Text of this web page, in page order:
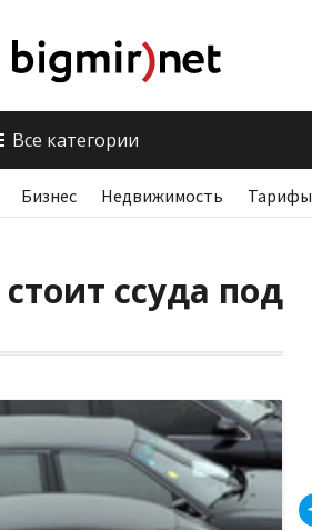
Все категории
Бизнес Недвижимость Тарифы
ссуда под